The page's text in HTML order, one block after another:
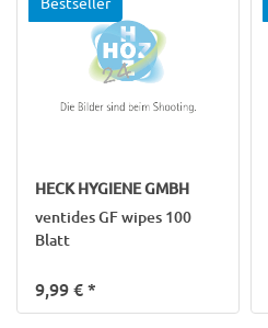
HECK HYGIENE GMBH
ventides GF wipes 100
Blatt
9,99 €*